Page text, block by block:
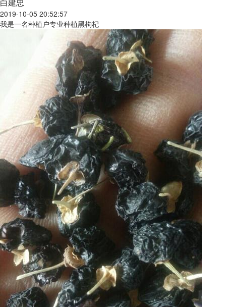
2019-10-05 20:52:57
我是一名种植户专业种植黑枸杞